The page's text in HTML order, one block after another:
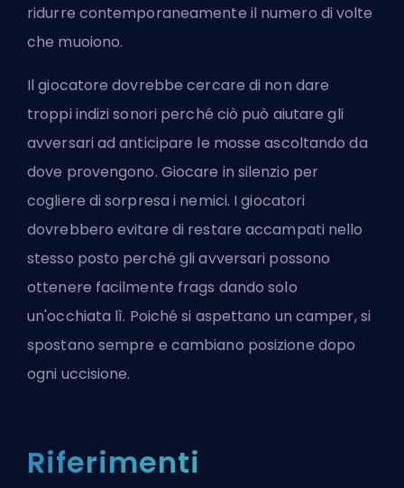
ridurre contemporaneamente il numero di volte
che muoiono.
Il giocatore dovrebbe cercare di non dare
troppi indizi sonori perché ciò può aiutare gli
avversari ad anticipare le mosse ascoltando da
dove provengono. Giocare in silenzio per
cogliere di sorpresa i nemici. I giocatori
dovrebbero evitare di restare accampati nello
stesso posto perché gli avversari possono
ottenere facilmente frags dando solo
un'occhiata lì. Poiché si aspettano un camper, si
spostano sempre e cambiano posizione dopo
ogni uccisione.
Riferimenti